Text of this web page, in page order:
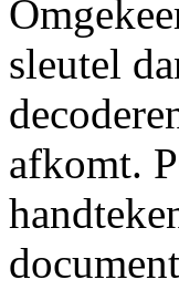
sleutel
afkomt.